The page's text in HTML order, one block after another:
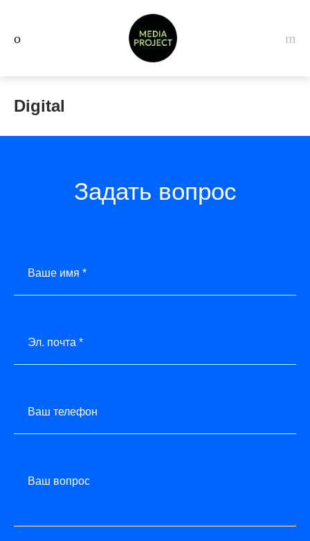
Digital
Задать вопрос
Ваше имя *
Эл. почта *
Ваш телефон
Ваш вопрос